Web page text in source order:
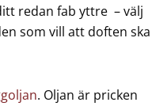
redan fab yttre – välj
som vill att doften ska
. Oljan är pricken